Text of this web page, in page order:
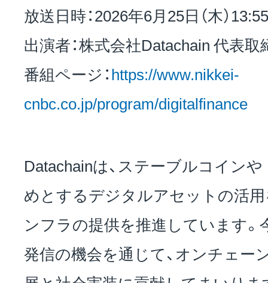
放送日時：2026年6月25日（木）
出演者：株式会社Datachain 代表
番組ページ：https://www.nikkei-
cnbc.co.jp/program/digitalfinance
Datachainは、ステーブルコイン
めとするデジタルアセットの活用
ンフラの提供を推進しています。
発信の機会を通じて、オンチェー